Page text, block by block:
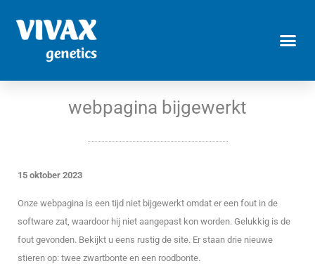
webpagina bijgewerkt
15 oktober 2023
Onze webpagina is een tijd niet bijgewerkt omdat er een fout in de
software zat, waardoor hij niet aangepast kon worden. Gelukkig is de
fout gevonden. Bekijkt u eens rustig de site. Er staan drie nieuwe
stieren op: twee zwartbonte en een roodbonte.